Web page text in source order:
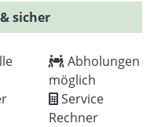
sicher
Abholungen
möglich
Service
Rechner